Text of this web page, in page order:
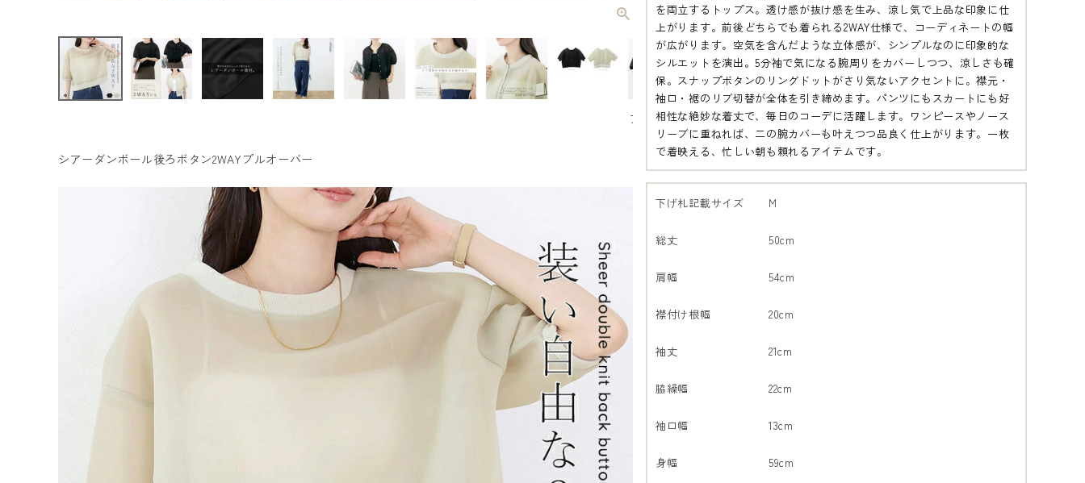
ご利用ガイド
ブラック
01
グレージ
ュ 13
シアーダンボール後ろボタン2WAYプルオーバー
を両立するトップス。透け感が抜け感を生み、涼し気で上品な印象に仕
上がります。前後どちらでも着られる2WAY仕様で、コーディネートの幅
が広がります。空気を含んだような立体感が、シンプルなのに印象的な
シルエットを演出。5分袖で気になる腕周りをカバーしつつ、涼しさも確
保。スナップボタンのリングドットがさり気ないアクセントに。襟元・
袖口・裾のリブ切替が全体を引き締めます。パンツにもスカートにも好
相性な絶妙な着丈で、毎日のコーデに活躍します。ワンピースやノース
リーブに重ねれば、二の腕カバーも叶えつつ品良く仕上がります。一枚
で着映える、忙しい朝も頼れるアイテムです。
下げ札記載サイズ M
総丈 50cm
肩幅 54cm
襟付け根幅 20cm
袖丈 21cm
脇繰幅 22cm
袖口幅 13cm
身幅 59cm